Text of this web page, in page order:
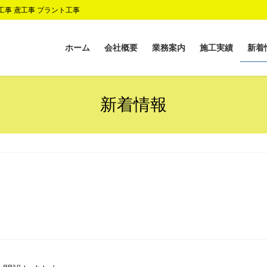
事 鳶工事 プラント工事
ホーム 会社概要 業務案内 施工実績 新着
新着情報